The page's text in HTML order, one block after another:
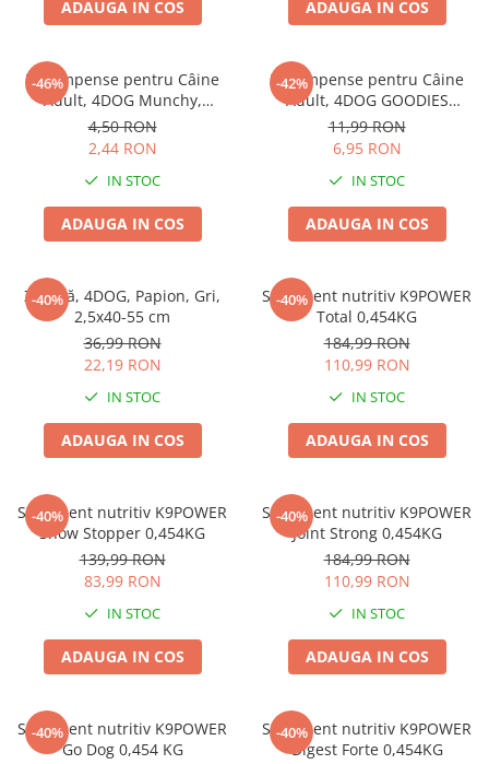
Pernuțe
Proteice
Umede
Îngrijire Pisici
Așternut Igienic Pisici
Igienă Pisici
Antiparazitare Pisici
Vitamine Pisici
Accesorii Pisici
Culcușuri & Saltele Pisici
Ansambluri Pisici
Castroane & Adapatori Pisici
Cuști & Genți Pisici
Litiere Pisici
Zgărzi & Hamuri
Păsări
Hrană Păsări
Meniuri Păsări
Suplimente Nutritive
Delicii Păsări
Îngrijire Păsări
Așternut Igienic Păsări
ADAUGA IN COS ADAUGA IN COS
-46%
Recompense pentru Câine
Adult, 4DOG Munchy,
Batoane, Vită, 12.5cm, 10
bucăți
4,50 RON
2,44 RON
IN STOC
ADAUGA IN COS
-42%
Recompense pentru Câine
Adult, 4DOG GOODIES
Barbecue, Cotlete de Miel,
100g
11,99 RON
6,95 RON
IN STOC
ADAUGA IN COS
-40%
Zgardă, 4DOG, Papion, Gri,
2,5x40-55 cm
36,99 RON
22,19 RON
IN STOC
ADAUGA IN COS
-40%
Supliment nutritiv K9POWER
Total 0,454KG
184,99 RON
110,99 RON
IN STOC
ADAUGA IN COS
-40%
Supliment nutritiv K9POWER
Show Stopper 0,454KG
139,99 RON
83,99 RON
IN STOC
ADAUGA IN COS
-40%
Supliment nutritiv K9POWER
Joint Strong 0,454KG
184,99 RON
110,99 RON
IN STOC
ADAUGA IN COS
-40%
Supliment nutritiv K9POWER
Go Dog 0,454 KG
-40%
Supliment nutritiv K9POWER
Digest Forte 0,454KG